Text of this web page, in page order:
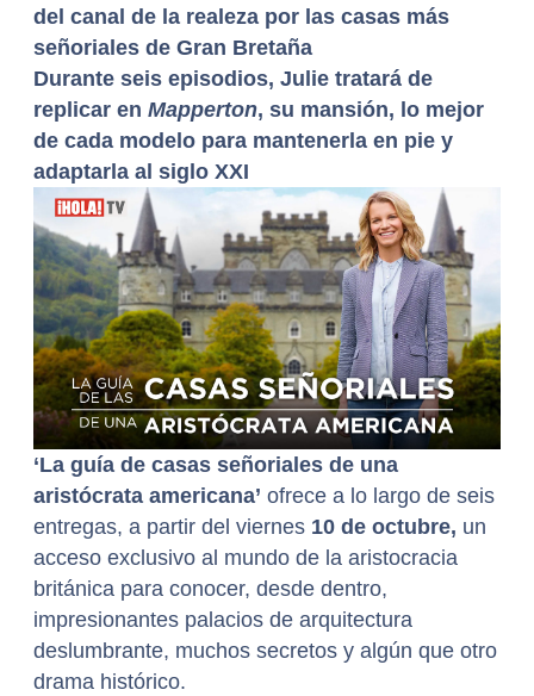
del canal de la realeza por las casas más
señoriales de Gran Bretaña
Durante seis episodios, Julie tratará de
replicar en Mapperton, su mansión, lo mejor
de cada modelo para mantenerla en pie y
adaptarla al siglo XXI
‘La guía de casas señoriales de una
aristócrata americana’ ofrece a lo largo de seis
entregas, a partir del viernes 10 de octubre, un
acceso exclusivo al mundo de la aristocracia
británica para conocer, desde dentro,
impresionantes palacios de arquitectura
deslumbrante, muchos secretos y algún que otro
drama histórico.